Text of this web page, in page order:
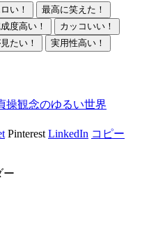
い！
最高に笑えた！
度高い！
カッコいい！
たい！ 実用性高い！
操観念のゆるい世界
Pinterest LinkedIn コピー
ー